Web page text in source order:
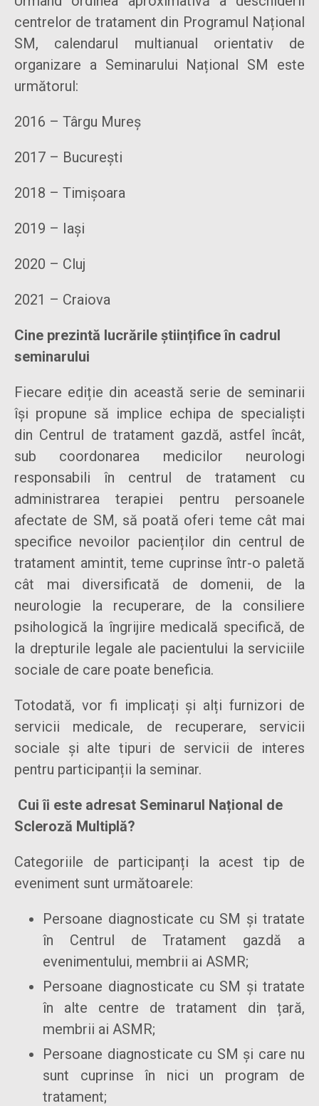
centrelor de tratament din Programul Național
SM, calendarul multianual orientativ de
organizare a Seminarului Național SM este
următorul:
2016 – Târgu Mureș
2017 – București
2018 – Timișoara
2019 – Iași
2020 – Cluj
2021 – Craiova
Cine prezintă lucrările științifice în cadrul
seminarului
Fiecare ediție din această serie de seminarii
își propune să implice echipa de specialiști
din Centrul de tratament gazdă, astfel încât,
sub coordonarea medicilor neurologi
responsabili în centrul de tratament cu
administrarea terapiei pentru persoanele
afectate de SM, să poată oferi teme cât mai
specifice nevoilor pacienților din centrul de
tratament amintit, teme cuprinse într-o paletă
cât mai diversificată de domenii, de la
neurologie la recuperare, de la consiliere
psihologică la îngrijire medicală specifică, de
la drepturile legale ale pacientului la serviciile
sociale de care poate beneficia.
Totodată, vor fi implicați și alți furnizori de
servicii medicale, de recuperare, servicii
sociale și alte tipuri de servicii de interes
pentru participanții la seminar.
Cui îi este adresat Seminarul Național de
Scleroză Multiplă?
Categoriile de participanți la acest tip de
eveniment sunt următoarele:
Persoane diagnosticate cu SM și tratate
în Centrul de Tratament gazdă a
evenimentului, membrii ai ASMR;
Persoane diagnosticate cu SM și tratate
în alte centre de tratament din țară,
membrii ai ASMR;
Persoane diagnosticate cu SM și care nu
sunt cuprinse în nici un program de
tratament;